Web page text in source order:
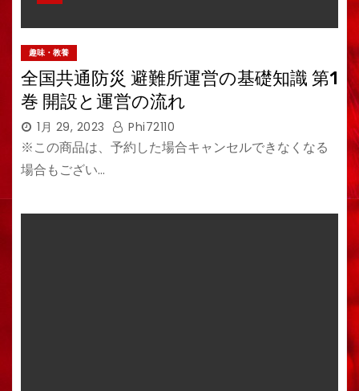
趣味・教養
全国共通防災 避難所運営の基礎知識 第1
巻 開設と運営の流れ
1月 29, 2023 Phi72110
※この商品は、予約した場合キャンセルできなくなる
場合もござい…